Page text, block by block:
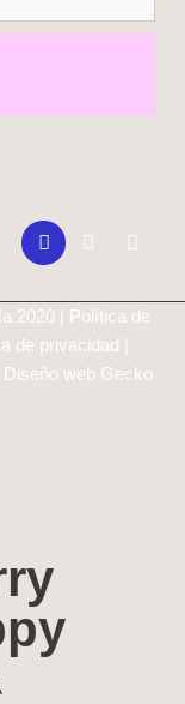
2020 | Política de
de privacidad
| Diseño web Gecko